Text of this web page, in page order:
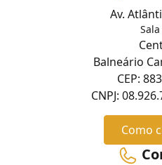
Av.
Balneário
CEP:
CNPJ:
Como